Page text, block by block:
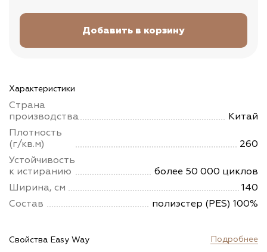
Характеристики
Страна
производства
Китай
Плотность
(г/кв.м)
260
Устойчивость
к истиранию
более 50 000 циклов
Ширина, см
140
Состав
полиэстер (PES) 100%
Свойства Easy Way Подробнее